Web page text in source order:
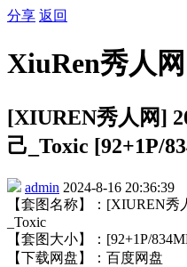
分享 返回
XiuRen秀人网
[XIUREN秀人网]
己_Toxic [92+1P/
admin 2024-8-16 20:36:39
【套图名称】：[XIUREN秀
_Toxic
【套图大小】：[92+1P/
【下载网盘】：百度网盘